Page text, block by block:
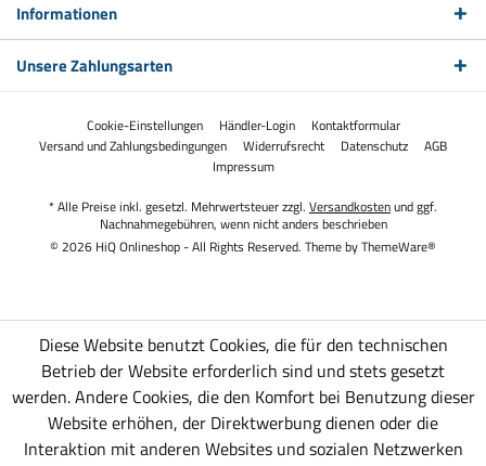
Informationen
Unsere Zahlungsarten
Cookie-Einstellungen Händler-Login
Kontaktformular
Versand und Zahlungsbedingungen
Widerrufsrecht Datenschutz
AGB
Impressum
* Alle Preise inkl. gesetzl. Mehrwertsteuer zzgl. Versandkostenund ggf.
Nachnahmegebühren, wenn nicht anders beschrieben
© 2026 HiQ Onlineshop - All Rights Reserved. Theme byThemeWare®
Diese Website benutzt Cookies, die für den technischen
Betrieb der Website erforderlich sind und stets gesetzt
werden. Andere Cookies, die den Komfort bei Benutzung dieser
Website erhöhen, der Direktwerbung dienen oder die
Interaktion mit anderen Websites und sozialen Netzwerken